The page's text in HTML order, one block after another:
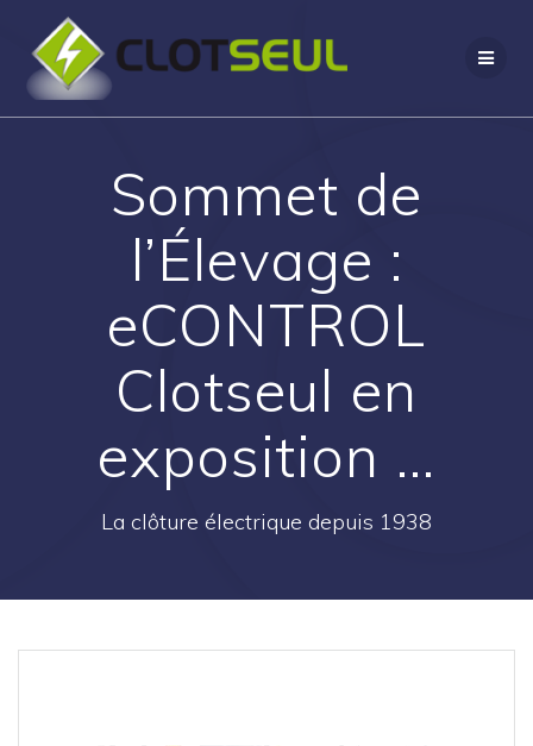
Sommet de
l’Élevage :
eCONTROL
Clotseul en
exposition …
La clôture électrique depuis 1938